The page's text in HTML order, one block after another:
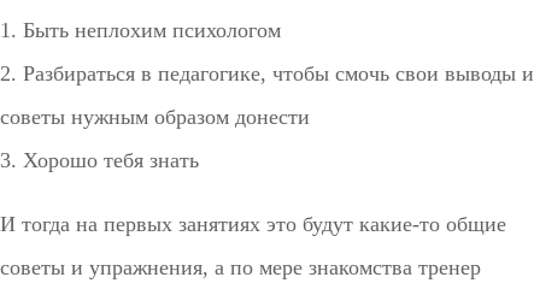
1. Быть неплохим психологом
2. Разбираться в педагогике, чтобы смочь свои выводы и
советы нужным образом донести
3. Хорошо тебя знать
И тогда на первых занятиях это будут какие-то общие
советы и упражнения, а по мере знакомства тренер